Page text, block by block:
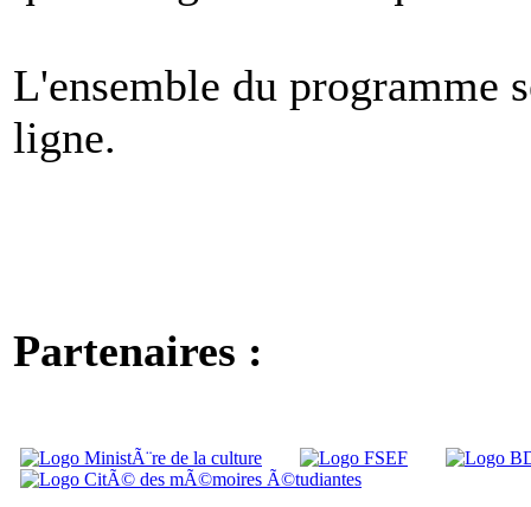
L'ensemble du programme
ligne.
Partenaires :